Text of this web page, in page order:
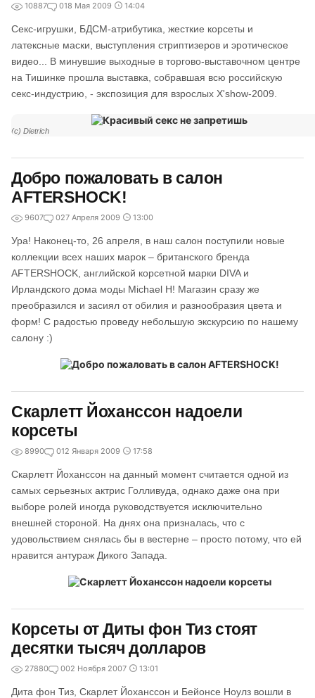
10887 018 Мая 2009 14:04
Секс-игрушки, БДСМ-атрибутика, жесткие корсеты и
латексные маски, выступления стриптизеров и эротическое
видео... В минувшие выходные в торгово-выставочном центре
на Тишинке прошла выставка, собравшая всю российскую
секс-индустрию, - экспозиция для взрослых X'show-2009.
(с) Dietrich
Добро пожаловать в салон
AFTERSHOCK!
9607 027 Апреля 2009 13:00
Ура! Наконец-то, 26 апреля, в наш салон поступили новые
коллекции всех наших марок – британского бренда
AFTERSHOCK, английской корсетной марки DIVA и
Ирландского дома моды Michael H! Магазин сразу же
преобразился и засиял от обилия и разнообразия цвета и
форм! С радостью проведу небольшую экскурсию по нашему
салону :)
Скарлетт Йоханссон надоели
корсеты
8990 012 Января 2009 17:58
Скарлетт Йоханссон на данный момент считается одной из
самых серьезных актрис Голливуда, однако даже она при
выборе ролей иногда руководствуется исключительно
внешней стороной. На днях она призналась, что с
удовольствием снялась бы в вестерне – просто потому, что ей
нравится антураж Дикого Запада.
Корсеты от Диты фон Тиз стоят
десятки тысяч долларов
27880 002 Ноября 2007 13:01
Дита фон Тиз, Скарлет Йоханссон и Бейонсе Ноулз вошли в